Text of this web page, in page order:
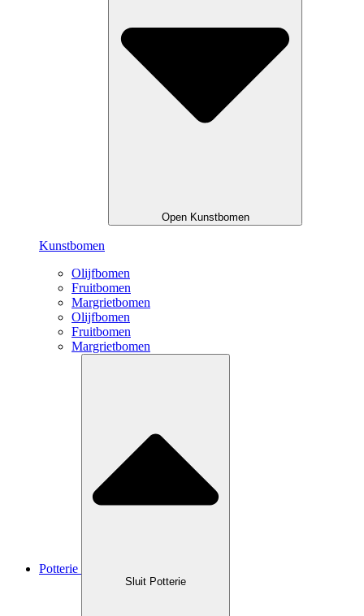
Open Kunstbomen
Kunstbomen
Olijfbomen
Fruitbomen
Margrietbomen
Olijfbomen
Fruitbomen
Margrietbomen
Potterie
Sluit Potterie